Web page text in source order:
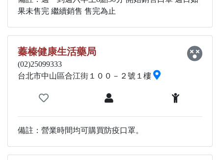
果未售完 繼續銷售 售完為止
蓁榛健康生活藥局
(02)25099333
台北市中山區合江街１００－２號１樓
備註：營業時間均可購買防疫口罩。